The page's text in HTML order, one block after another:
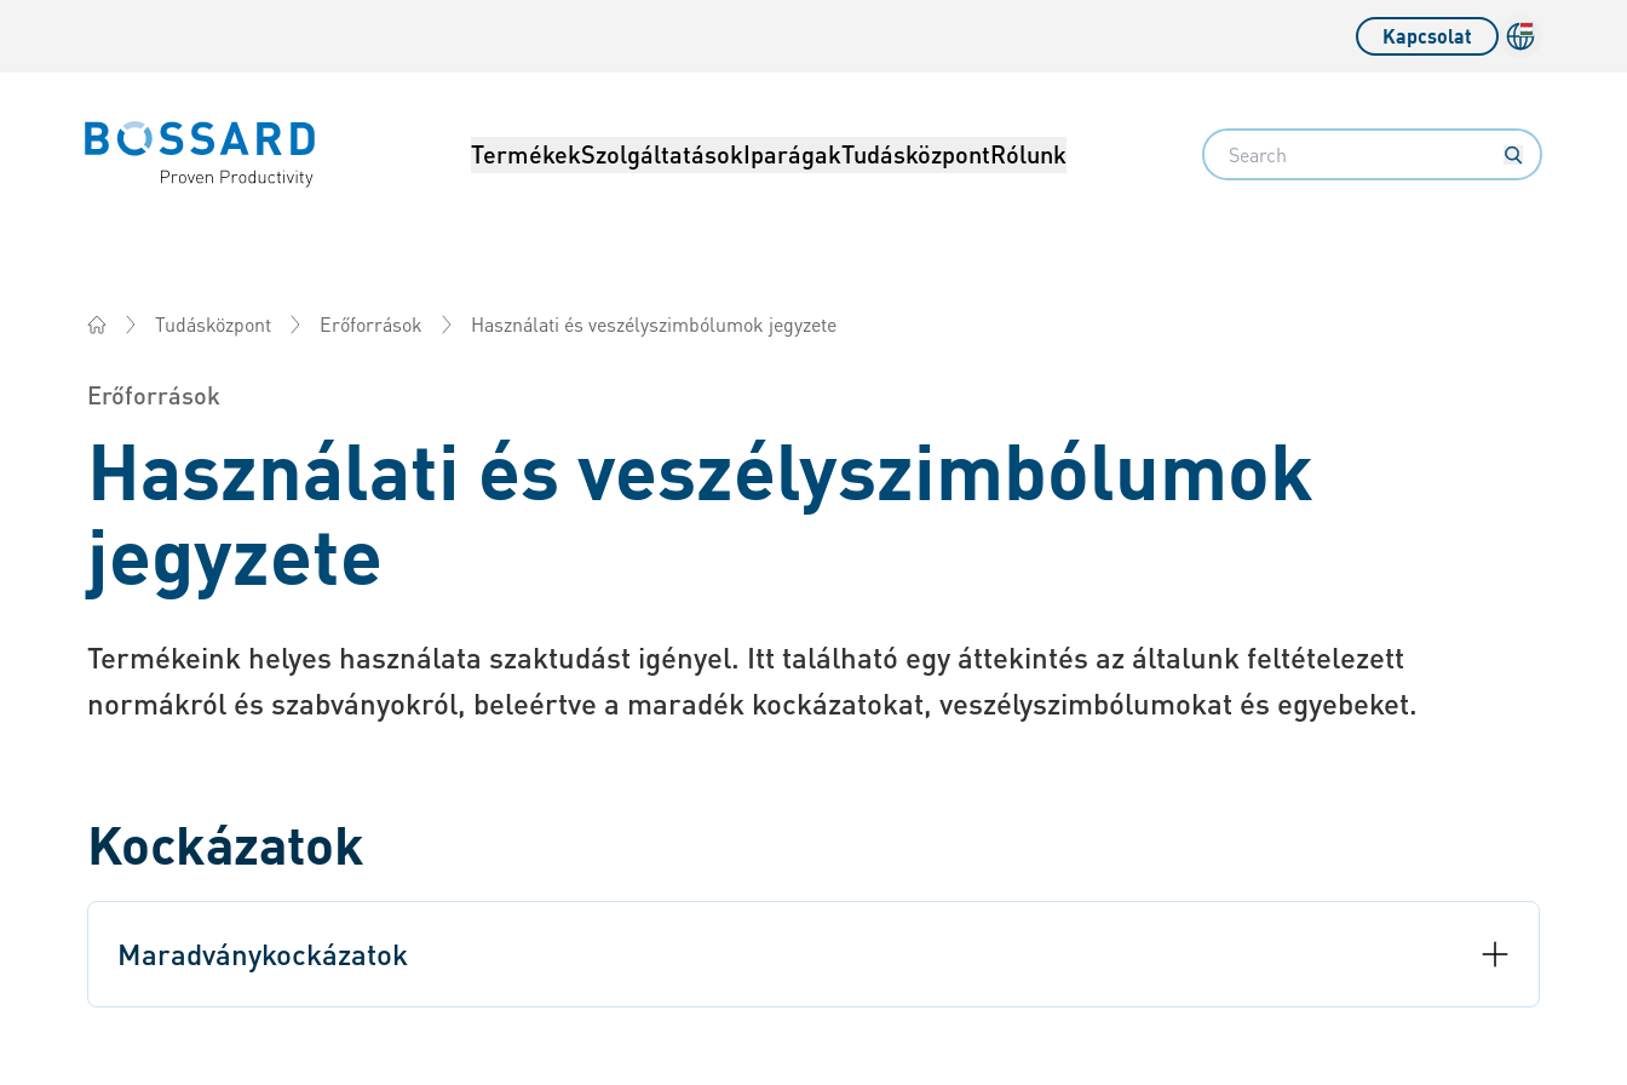
Kapcsolat
Bossard homepage TermékekSzolgáltatásokIparágakTudásközpontRólunk Search
Tudásközpont Erőforrások Használati és veszélyszimbólumok jegyzete
Erőforrások
Használati és veszélyszimbólumok
jegyzete
Termékeink helyes használata szaktudást igényel. Itt található egy áttekintés az általunk feltételezett
normákról és szabványokról, beleértve a maradék kockázatokat, veszélyszimbólumokat és egyebeket.
Kockázatok
Maradványkockázatok